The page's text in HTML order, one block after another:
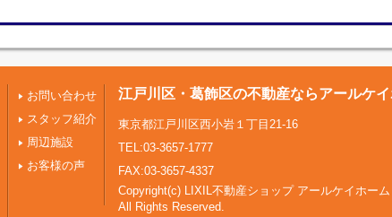
お問い合わせ
スタッフ紹介
周辺施設
お客様の声
江戸川区・葛飾区の不動産ならアールケ
東京都江戸川区西小岩１丁目21-16
TEL:03-3657-1777
FAX:03-3657-4337
Copyright(c) LIXIL不動産ショップ アールケイホーム
All Rights Reserved.